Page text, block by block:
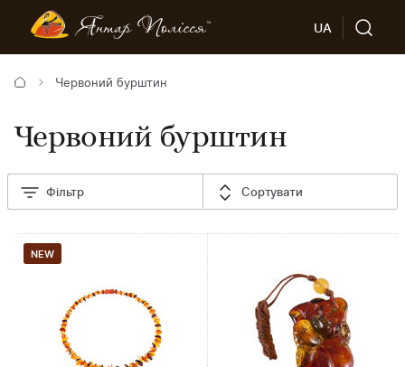
UA
Червоний бурштин
Червоний бурштин
Фільтр Сортувати
NEW